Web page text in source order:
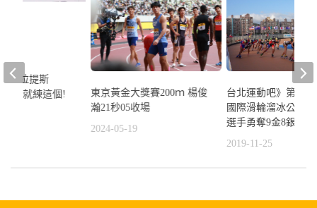
東京黃金大獎賽200ｍ 楊俊
瀚21秒05收場
2024-05-19
台北運動吧》第一
國際滑輪溜冰公開
選手勇奪9金8銀8銅
2019-11-25
+彼拉提斯
強壯就練這個!